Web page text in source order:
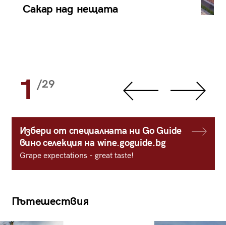
Сакар над нещата
1 /29
Избери от специалната ни Go Guide
вино селекция на wine.goguide.bg
Grape expectations - great taste!
Пътешествия